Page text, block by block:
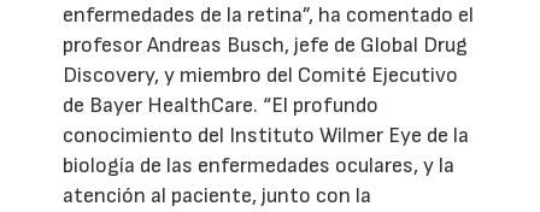
enfermedades de la retina”, ha comentado el
profesor Andreas Busch, jefe de Global Drug
Discovery, y miembro del Comité Ejecutivo
de Bayer HealthCare. “El profundo
conocimiento del Instituto Wilmer Eye de la
biología de las enfermedades oculares, y la
atención al paciente, junto con la